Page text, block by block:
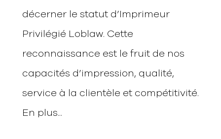
décerner le statut d’Imprimeur
Privilégié Loblaw. Cette
reconnaissance est le fruit de nos
capacités d’impression, qualité,
service à la clientèle et compétitivité.
En plus...